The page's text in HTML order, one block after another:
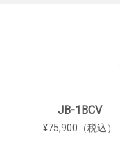
JB-1BCV
¥75,900（税込）